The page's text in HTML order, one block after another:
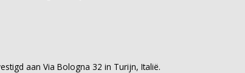
aan Via Bologna 32 in Turijn, Italië.